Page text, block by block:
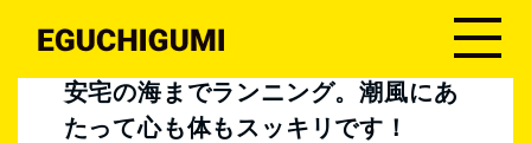
江口組４代目 安宅の海までランニング。潮風にあたって心も体もスッキリです！
安宅の海までランニング。潮風にあ
たって心も体もスッキリです！